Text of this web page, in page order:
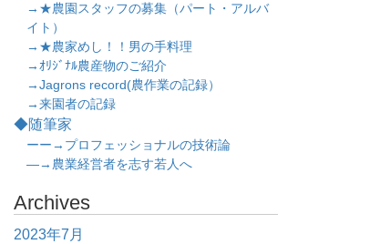
→★農園スタッフの募集（パート・アルバ
イト）
→★農家めし！！男の手料理
→ｵﾘｼﾞﾅﾙ農産物のご紹介
→Jagrons record(農作業の記録）
→来園者の記録
◆随筆家
ーー→プロフェッショナルの技術論
―→農業経営者を志す若人へ
Archives
2023年7月